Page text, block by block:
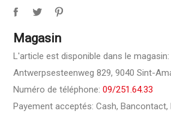
Magasin
L'article est disponible dans le
Antwerpsesteenweg 829, 9040 Sint-
Numéro de téléphone:09/251.64.33
Payement acceptés: Cash, Bancontact,